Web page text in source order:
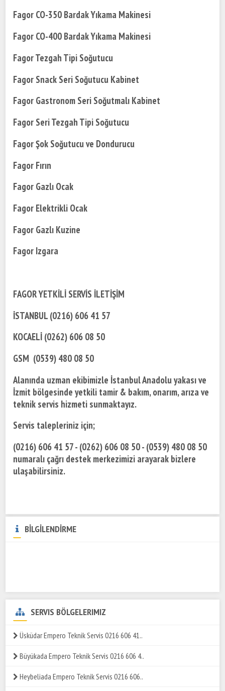
Fagor CO-350 Bardak Yıkama Makinesi
Fagor CO-400 Bardak Yıkama Makinesi
Fagor Tezgah Tipi Soğutucu
Fagor Snack Seri Soğutucu Kabinet
Fagor Gastronom Seri Soğutmalı Kabinet
Fagor Seri Tezgah Tipi Soğutucu
Fagor Şok Soğutucu ve Dondurucu
Fagor Fırın
Fagor Gazlı Ocak
Fagor Elektrikli Ocak
Fagor Gazlı Kuzine
Fagor Izgara
FAGOR YETKİLİ SERVİS İLETİŞİM
İSTANBUL (0216) 606 41 57
KOCAELİ (0262) 606 08 50
GSM (0539) 480 08 50
Alanında uzman ekibimizle İstanbul Anadolu yakası ve
İzmit bölgesinde yetkili tamir & bakım, onarım, arıza ve
teknik servis hizmeti sunmaktayız.
Servis talepleriniz için;
(0216) 606 41 57 - (0262) 606 08 50 - (0539) 480 08 50
numaralı çağrı destek merkezimizi arayarak bizlere
ulaşabilirsiniz.
BİLGİLENDİRME
SERVIS BÖLGELERIMIZ
Üsküdar Empero Teknik Servis 0216 606 41..
Büyükada Empero Teknik Servis 0216 606 4..
Heybeliada Empero Teknik Servis 0216 606..